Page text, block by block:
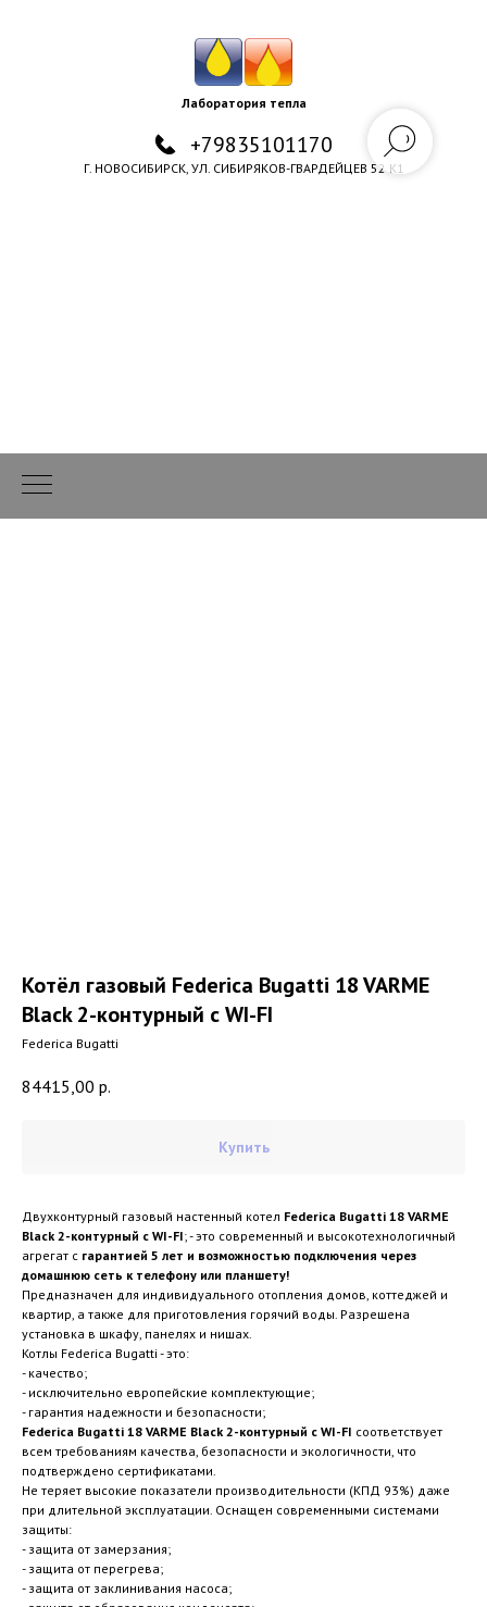
Лаборатория тепла
+79835101170
Г. НОВОСИБИРСК, УЛ. СИБИРЯКОВ-ГВАРДЕЙЦЕВ 52 К1
Котёл газовый Federica Bugatti 18 VARME
Black 2-контурный с WI-FI
Federica Bugatti
84415,00 р.
Купить
Двухконтурный газовый настенный котел Federica Bugatti 18 VARME
Black 2-контурный с WI-FI; - это современный и высокотехнологичный
агрегат с гарантией 5 лет и возможностью подключения через
домашнюю сеть к телефону или планшету!
Предназначен для индивидуального отопления домов, коттеджей и
квартир, а также для приготовления горячий воды. Разрешена
установка в шкафу, панелях и нишах.
Котлы Federica Bugatti - это:
- качество;
- исключительно европейские комплектующие;
- гарантия надежности и безопасности;
Federica Bugatti 18 VARME Black 2-контурный с WI-FI соответствует
всем требованиям качества, безопасности и экологичности, что
подтверждено сертификатами.
Не теряет высокие показатели производительности (КПД 93%) даже
при длительной эксплуатации. Оснащен современными системами
защиты:
- защита от замерзания;
- защита от перегрева;
- защита от заклинивания насоса;